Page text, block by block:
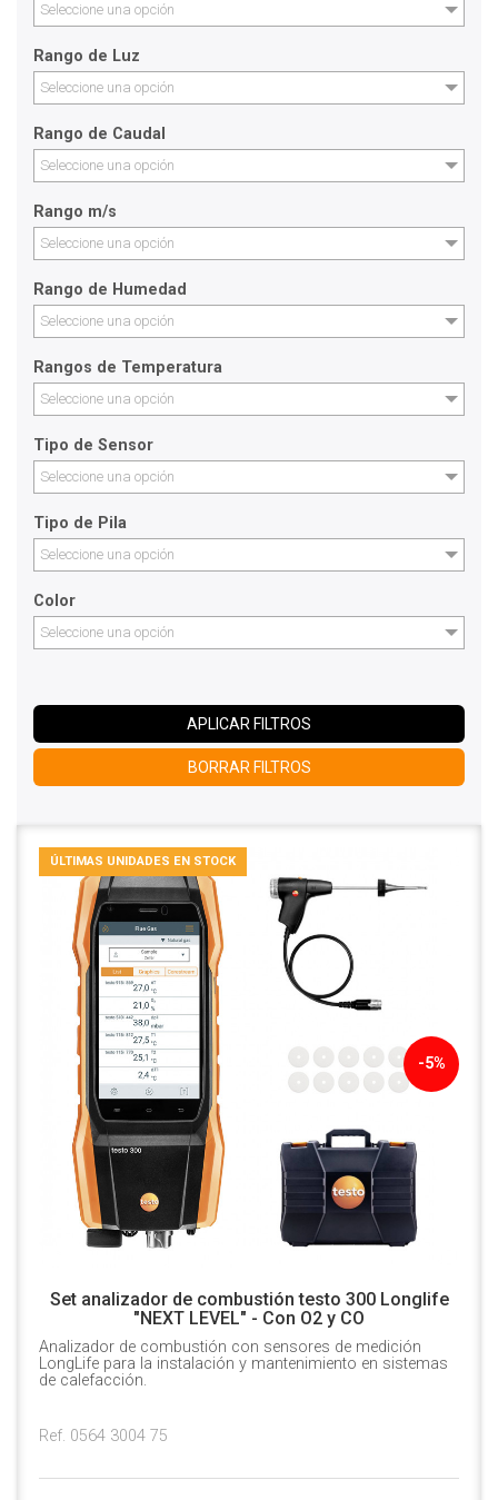
Seleccione una opción
Rango de Luz
Seleccione una opción
Rango de Caudal
Seleccione una opción
Rango m/s
Seleccione una opción
Rango de Humedad
Seleccione una opción
Rangos de Temperatura
Seleccione una opción
Tipo de Sensor
Seleccione una opción
Tipo de Pila
Seleccione una opción
Color
Seleccione una opción
APLICAR FILTROS
BORRAR FILTROS
-5%
ÚLTIMAS UNIDADES EN STOCK
Set analizador de combustión testo 300 Longlife
"NEXT LEVEL" - Con O2 y CO
Analizador de combustión con sensores de medición
LongLife para la instalación y mantenimiento en sistemas
de calefacción.
Ref. 0564 3004 75